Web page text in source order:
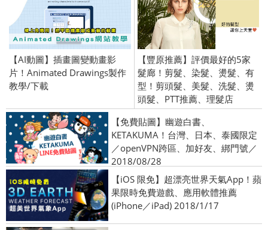
【AI動圖】插畫圖變動畫影
片！Animated Drawings製作
教學/下載
【豐原推薦】評價最好的5家
髮廊！剪髮、染髮、燙髮、有
型！剪頭髮、美髮、洗髮、燙
頭髮、PTT推薦、理髮店
【免費貼圖】幽遊白書、
KETAKUMA！台灣、日本、泰國限定
／openVPN跨區、加好友、綁門號／
2018/08/28
【iOS 限免】超漂亮世界天氣App！蘋
果限時免費遊戲、應用軟體推薦
(iPhone／iPad) 2018/1/17